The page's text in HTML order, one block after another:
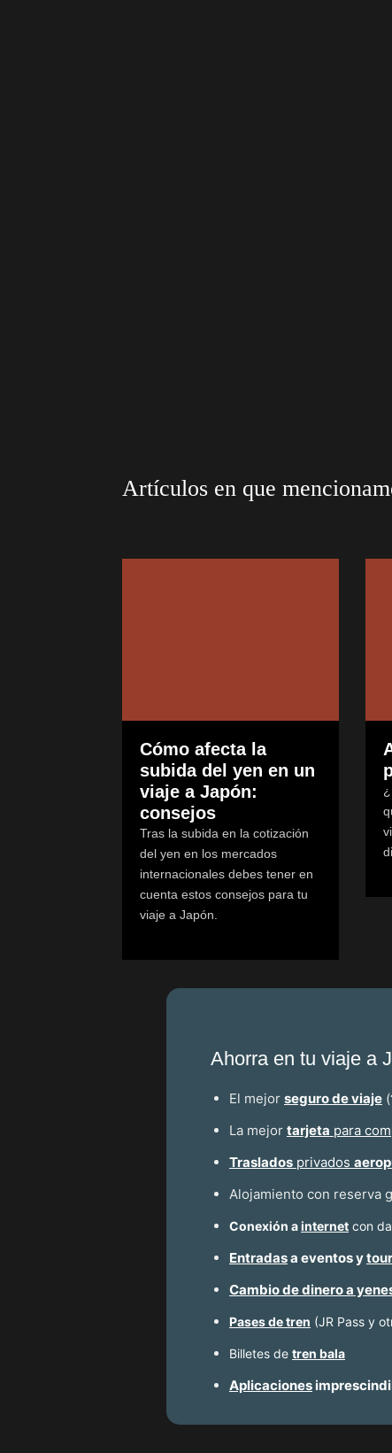
Artículos en que
Cómo afecta la
subida del yen en un
viaje a Japón:
consejos
Tras la subida en la cotización
del yen en los mercados
internacionales debes tener en
cuenta estos consejos para tu
viaje a Japón.
Ahorra en tu viaje a
El mejor seguro de viaje (
La mejor tarjeta para
Traslados privados
Alojamiento con reserva
Conexión ainternet con
Entradasa eventos y
Cambio de dinero a
Pases de tren (JR Pass y
Billetes de tren bala
Aplicaciones